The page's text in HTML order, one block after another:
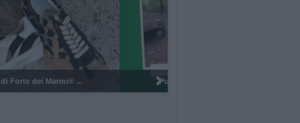
Pulizia del bosco del Rugareto a ...